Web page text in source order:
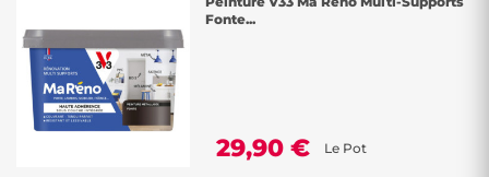
Fonte...
29,90 € Le Pot